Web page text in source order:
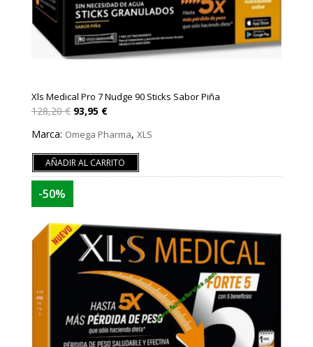
Xls Medical Pro 7 Nudge 90 Sticks Sabor Piña
128,20€ El
precio
original
era:
93,95 €El
precio
es:
Marca: Omega Pharma, XLS
AÑADIR AL CARRITO
-50%